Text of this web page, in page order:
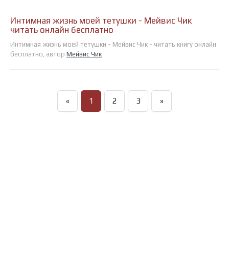
Интимная жизнь моей тетушки - Мейвис Чик
читать онлайн бесплатно
Интимная жизнь моей тетушки - Мейвис Чик - читать книгу онлайн
бесплатно, автор Мейвис Чик
« 1 2 3 »